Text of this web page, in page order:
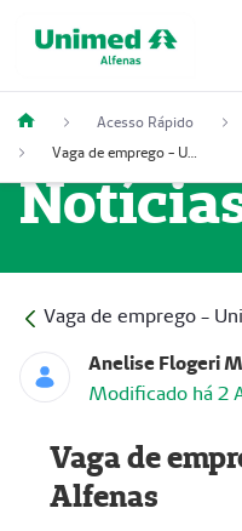
Acesso Rápido
Vaga de emprego - Unimed Alfenas
Vaga de emprego -
Anelise Flogeri
Modificado há 2
Vaga de
Alfenas